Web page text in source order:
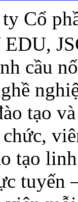
Cổ
cầu
tạo
tạo
tuyến